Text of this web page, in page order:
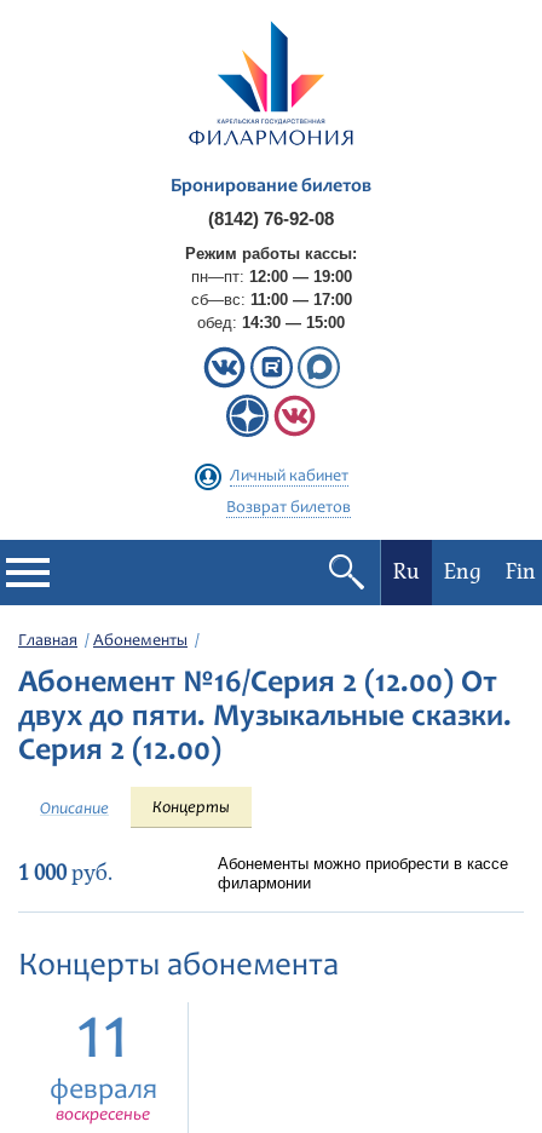
Бронирование билетов
(8142) 76-92-08
Режим работы кассы:
пн—пт: 12:00 — 19:00
сб—вс: 11:00 — 17:00
обед: 14:30 — 15:00
Личный кабинет
Возврат билетов
Филармония
Афиша
Фестивали
Абонементы
Контакты
Ru Eng Fin
Главная Абонементы
Абонемент №16/Серия 2 (12.00) От
двух до пяти. Музыкальные сказки.
Серия 2 (12.00)
Описание Концерты
1 000руб.
Абонементы можно приобрести в кассе
филармонии
Концерты абонемента
11
февраля
воскресенье